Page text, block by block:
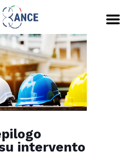
intervento